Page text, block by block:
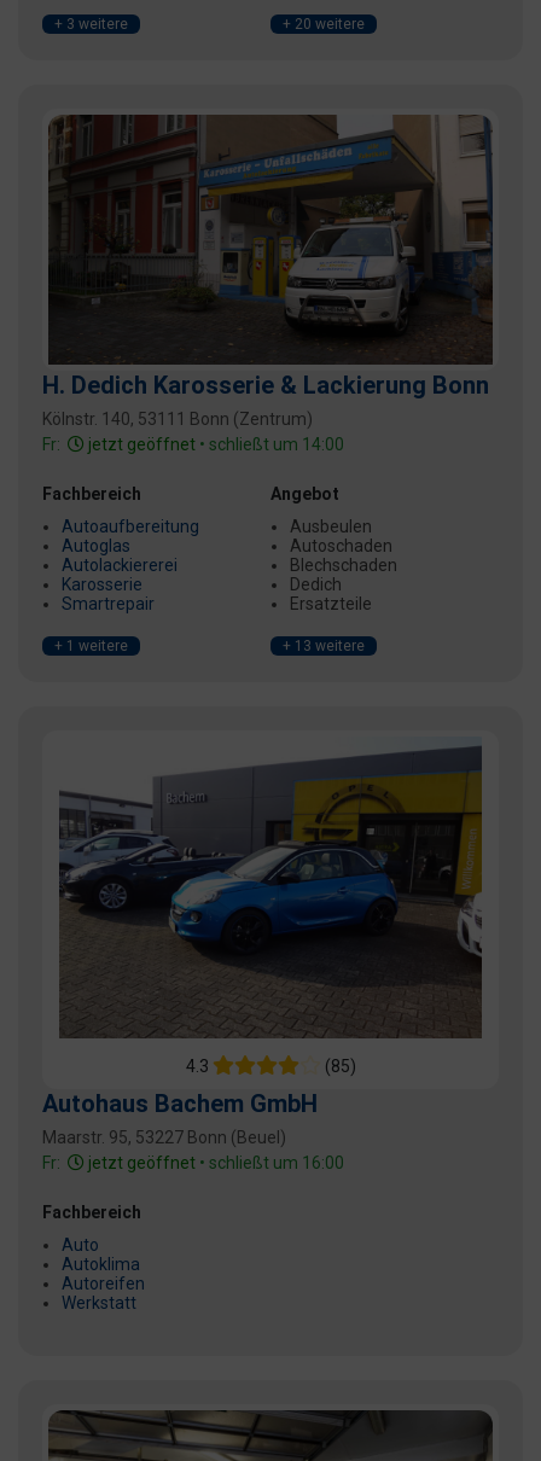
+ 3 weitere + 20 weitere
H. Dedich Karosserie & Lackierung Bonn
Kölnstr. 140, 53111 Bonn (Zentrum)
Fr:
jetzt geöffnet • schließt um 14:00
Fachbereich
Autoaufbereitung
Autoglas
Autolackiererei
Karosserie
Smartrepair
+ 1 weitere
Angebot
Ausbeulen
Autoschaden
Blechschaden
Dedich
Ersatzteile
+ 13 weitere
4.3 (85)
Autohaus Bachem GmbH
Maarstr. 95, 53227 Bonn (Beuel)
Fr:
jetzt geöffnet • schließt um 16:00
Fachbereich
Auto
Autoklima
Autoreifen
Werkstatt